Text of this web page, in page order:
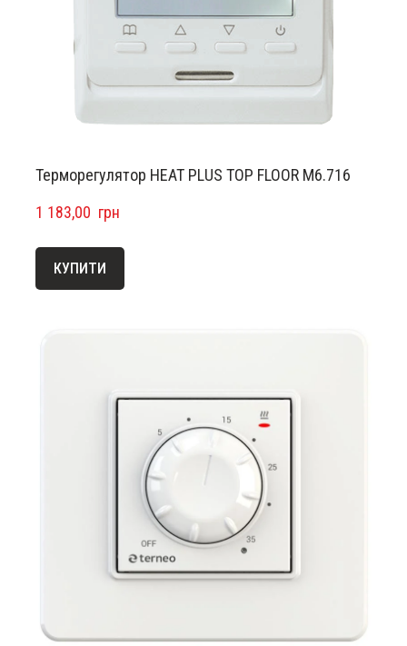
Терморегулятор HEAT PLUS TOP FLOOR M6.716
1 183,00  грн
КУПИТИ